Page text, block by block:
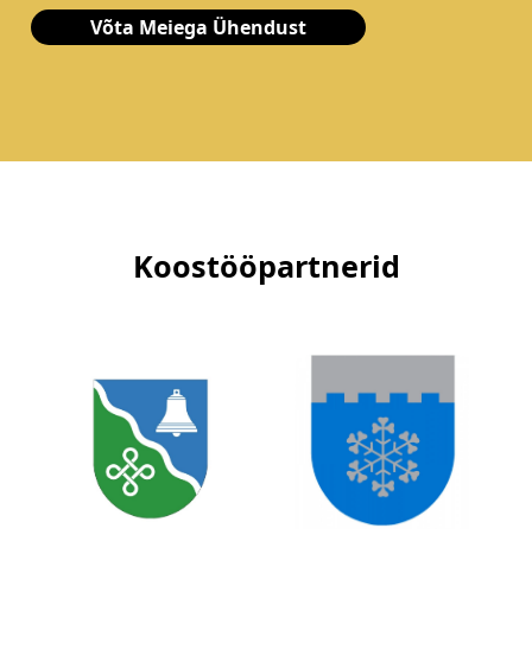
Võta Meiega Ühendust
Koostööpartnerid